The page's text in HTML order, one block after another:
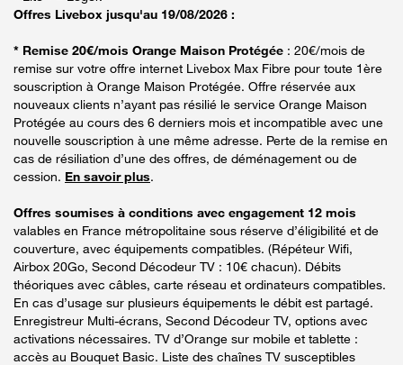
Offres Livebox jusqu'au 19/08/2026 :
* Remise 20€/mois Orange Maison Protégée : 20€/mois de
remise sur votre offre internet Livebox Max Fibre pour toute 1ère
souscription à Orange Maison Protégée. Offre réservée aux
nouveaux clients n’ayant pas résilié le service Orange Maison
Protégée au cours des 6 derniers mois et incompatible avec une
nouvelle souscription à une même adresse. Perte de la remise en
cas de résiliation d’une des offres, de déménagement ou de
cession. En savoir plus.
Offres soumises à conditions avec engagement 12 mois
valables en France métropolitaine sous réserve d’éligibilité et de
couverture, avec équipements compatibles. (Répéteur Wifi,
Airbox 20Go, Second Décodeur TV : 10€ chacun). Débits
théoriques avec câbles, carte réseau et ordinateurs compatibles.
En cas d’usage sur plusieurs équipements le débit est partagé.
Enregistreur Multi-écrans, Second Décodeur TV, options avec
activations nécessaires. TV d’Orange sur mobile et tablette :
accès au Bouquet Basic. Liste des chaînes TV susceptibles